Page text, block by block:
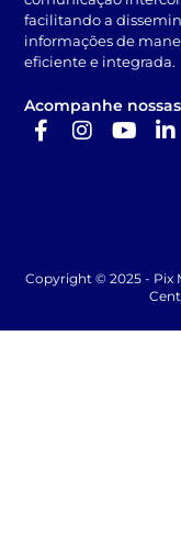
facilitando a
informações de
eficiente e integrada.
Acompanhe
Copyright © 2025 - Pix